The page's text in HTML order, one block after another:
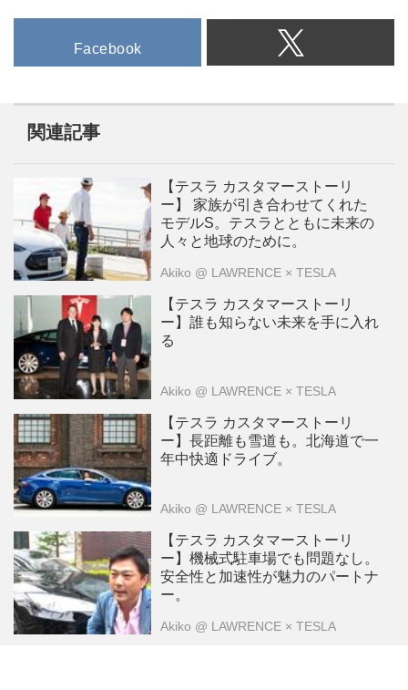
Facebook
関連記事
【テスラ カスタマーストーリ
ー】 家族が引き合わせてくれた
モデルS。テスラとともに未来の
人々と地球のために。
Akiko @ LAWRENCE × TESLA
【テスラ カスタマーストーリ
ー】誰も知らない未来を手に入れ
る
Akiko @ LAWRENCE × TESLA
【テスラ カスタマーストーリ
ー】長距離も雪道も。北海道で一
年中快適ドライブ。
Akiko @ LAWRENCE × TESLA
【テスラ カスタマーストーリ
ー】機械式駐車場でも問題なし。
安全性と加速性が魅力のパートナ
ー。
Akiko @ LAWRENCE × TESLA